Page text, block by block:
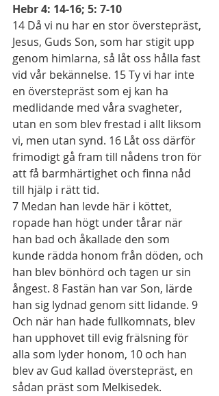
Hebr 4: 14-16; 5: 7-10
14 Då vi nu har en stor överstepräst,
Jesus, Guds Son, som har stigit upp
genom himlarna, så låt oss hålla fast
vid vår bekännelse. 15 Ty vi har inte
en överstepräst som ej kan ha
medlidande med våra svagheter,
utan en som blev frestad i allt liksom
vi, men utan synd. 16 Låt oss därför
frimodigt gå fram till nådens tron för
att få barmhärtighet och finna nåd
till hjälp i rätt tid.
7 Medan han levde här i köttet,
ropade han högt under tårar när
han bad och åkallade den som
kunde rädda honom från döden, och
han blev bönhörd och tagen ur sin
ångest. 8 Fastän han var Son, lärde
han sig lydnad genom sitt lidande. 9
Och när han hade fullkomnats, blev
han upphovet till evig frälsning för
alla som lyder honom, 10 och han
blev av Gud kallad överstepräst, en
sådan präst som Melkisedek.